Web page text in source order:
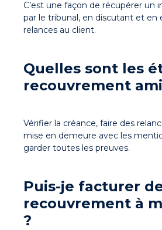
C’est une façon de récupérer un
par le tribunal, en discutant et en
relances au client.
Quelles sont les
recouvrement
Vérifier la créance, faire des
mise en demeure avec les
garder toutes les preuves.
Puis-je facturer
recouvrement à
?